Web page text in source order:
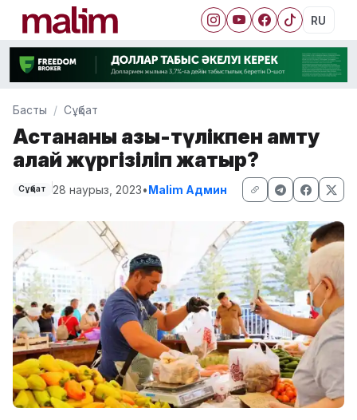
RU
Басты Сұқбат
Астананы азық-түлікпен қамту
қалай жүргізіліп жатыр?
Сұқбат 28 наурыз, 2023•Malim Админ